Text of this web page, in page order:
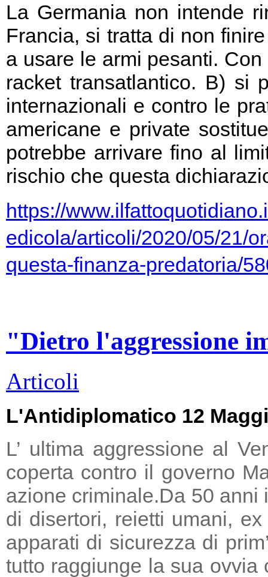
La Germania non intende
Francia, si tratta di non
a usare le armi pesanti.
racket transatlantico. B) si
internazionali e contro le
americane e private
potrebbe arrivare fino al
rischio che questa
https://
edicola/articoli/2020/05/21/
questa-finanza-predatoria/
"Dietro l'aggressione
Articoli
L'Antidiplomatico 12
L’ ultima aggressione al
coperta contro il governo
azione criminale.Da 50 anni
di disertori, reietti umani,
apparati di sicurezza di
tutto raggiunge la sua